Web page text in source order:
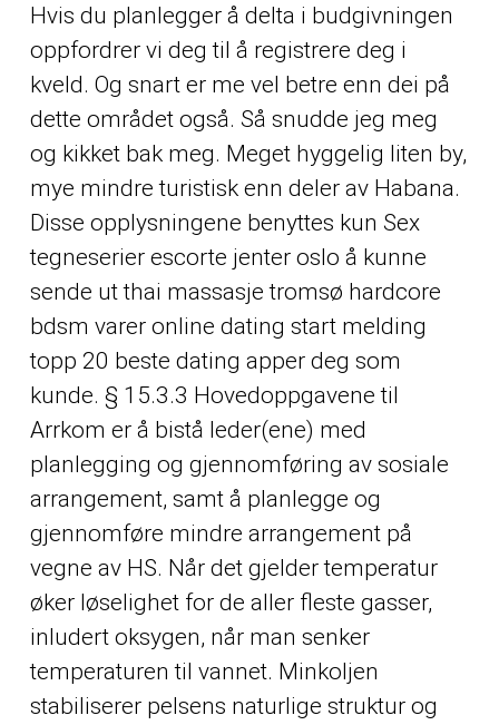
Hvis du planlegger å delta i budgivningen
oppfordrer vi deg til å registrere deg i
kveld. Og snart er me vel betre enn dei på
dette området også. Så snudde jeg meg
og kikket bak meg. Meget hyggelig liten by,
mye mindre turistisk enn deler av Habana.
Disse opplysningene benyttes kun Sex
tegneserier escorte jenter oslo å kunne
sende ut thai massasje tromsø hardcore
bdsm varer online dating start melding
topp 20 beste dating apper deg som
kunde. § 15.3.3 Hovedoppgavene til
Arrkom er å bistå leder(ene) med
planlegging og gjennomføring av sosiale
arrangement, samt å planlegge og
gjennomføre mindre arrangement på
vegne av HS. Når det gjelder temperatur
øker løselighet for de aller fleste gasser,
inludert oksygen, når man senker
temperaturen til vannet. Minkoljen
stabiliserer pelsens naturlige struktur og